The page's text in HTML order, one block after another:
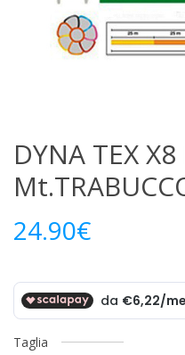
DYNA TEX
24.90€
Taglia